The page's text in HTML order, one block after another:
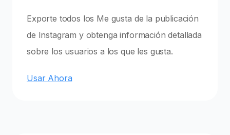
Exporte todos los Me gusta de la publicación
de Instagram y obtenga información detallada
sobre los usuarios a los que les gusta.
Usar Ahora